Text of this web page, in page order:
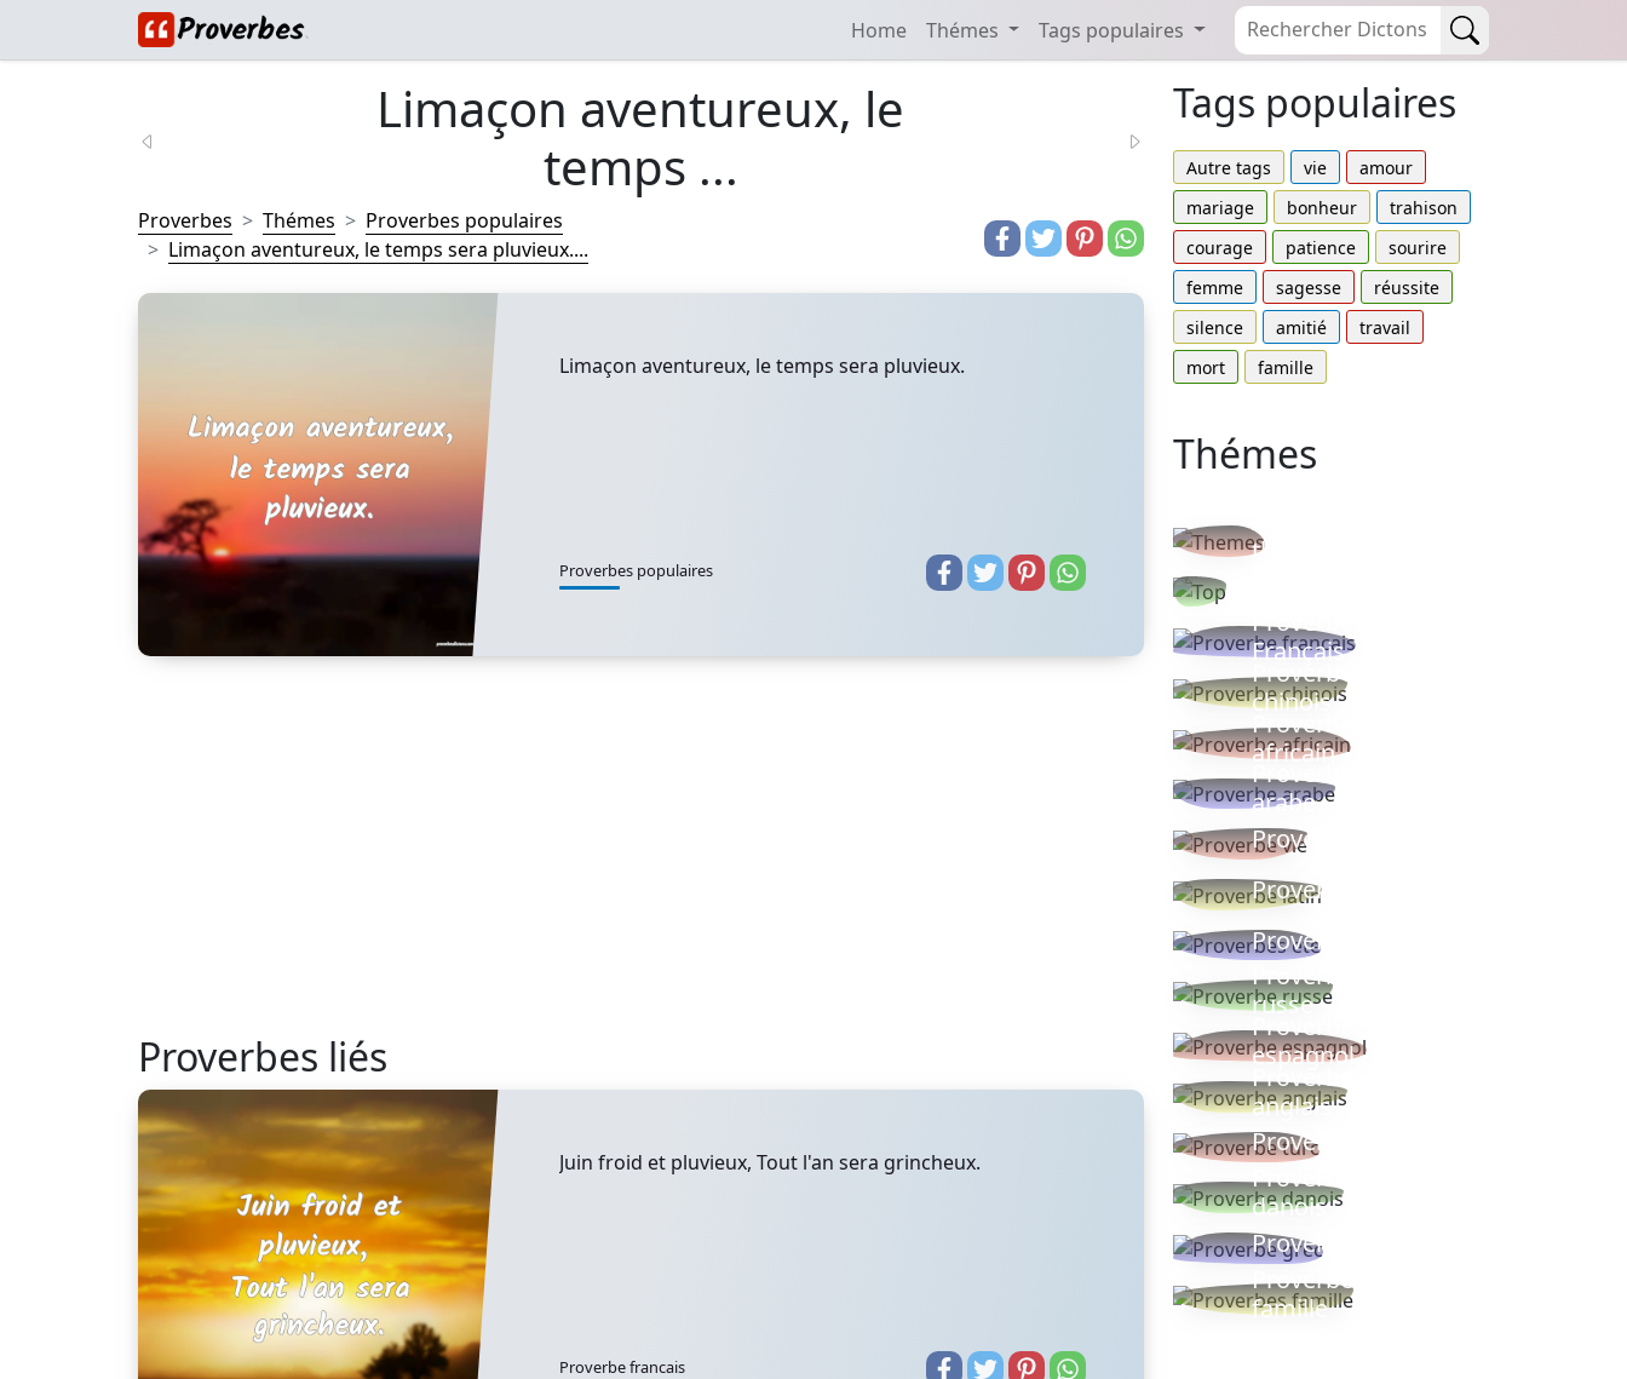
Home Thémes Tags populaires
Limaçon aventureux, le
temps ...
Proverbes Thémes
Proverbes populaires
Limaçon aventureux, le temps sera pluvieux....
Limaçon aventureux, le temps sera pluvieux.
Proverbes populaires
Proverbes liés
Juin froid et pluvieux, Tout l'an sera grincheux.
Proverbe francais
Tags populaires
Autre tags vie
amour
mariage
bonheur
trahison
courage
patience
sourire
femme
sagesse
réussite
silence
amitié
travail
mort
famille
Thémes
thèmes
Proverbe
Français
Proverbe
chinois
Proverbe
africain
Proverbe
arabe
Proverbe vie
Proverbe latin
Proverbes ete
Proverbe
russe
Proverbe
espagnol
Proverbe
anglais
Proverbe turc
Proverbe
danois
Proverbe grec
Proverbes
famille